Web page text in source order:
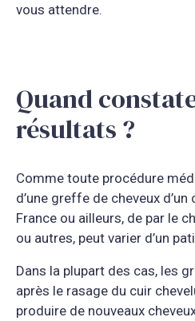
vous attendre.
Quand
résultats ?
Comme toute procédure
d’une greffe de cheveux
France ou ailleurs, de par le
ou autres, peut varier d’un
Dans la plupart des cas, les
après le rasage du cuir
produire de nouveaux